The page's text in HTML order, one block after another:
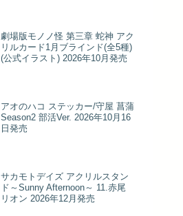
劇場版モノノ怪 第三章 蛇神 アク
リルカード1月ブラインド(全5種)
(公式イラスト) 2026年10月発売
アオのハコ ステッカー/守屋 菖蒲
Season2 部活Ver. 2026年10月16
日発売
サカモトデイズ アクリルスタン
ド～Sunny Afternoon～ 11.赤尾
リオン 2026年12月発売